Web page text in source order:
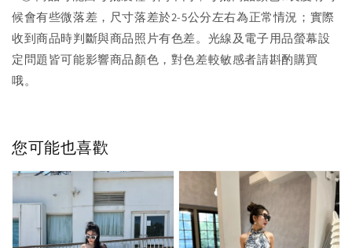
候會有些微落差，尺寸落差於2-5公分左右為正常情況；實際
收到商品時判斷與商品照片有色差。光線及電子用品螢幕設
定問題皆可能影響商品顏色，對色差較敏感者請斟酌購買
哦。
您可能也喜歡